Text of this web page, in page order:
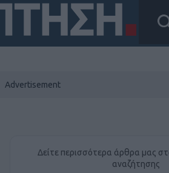
Δείτε περισσότερα άρθρα μας
αναζήτησης